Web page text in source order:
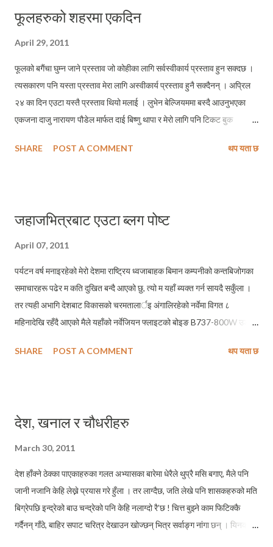
फूलहरुको शहरमा एकदिन
April 29, 2011
फूलको बगैंचा घुम्न जाने प्रस्ताव जो कोहीका लागि सर्वस्वीकार्य प्रस्ताव हुन सक्दछ ।
त्यसकारण पनि यस्ता प्रस्ताव मेरा लागि अस्वीकार्य प्रस्ताव हुनै सक्दैनन् । अप्रिल
२४ का दिन एउटा यस्तै प्रस्ताव थियो मलाई । लुभेन बेल्जियममा बस्दै आउनुभएका
एकजना दाजु नारायण पौडेल मार्फत दाई बिष्णु थापा र मेरो लागि पनि टिकट बुक
हिसाबले मेरा साथी झलक दाइसँग म लक्जमबर्ग घुम्न निस्कनु अगाडि नै नारायण दाजुले
थिए । मलाई अचम्म लाग्यो र सोधेँ — हैन दाई, तीन तीन वटा बस किन राखेका हुन यहाँ
थिए । एकै ठाउँमा नेपालीको जमघट देख्दा कताकता न...
SHARE POST A COMMENT थप यता छ
जहाजभित्रबाट एउटा ब्लग पोष्ट
April 07, 2011
पर्यटन वर्ष मनाइरहेको मेरो देशमा राष्ट्रिय ध्वजाबाहक बिमान कम्पनीको कन्तबिजोगका
समाचारहरू पढेर म कति दुखित बन्दै आएको छु, त्यो म यहाँ ब्यक्त गर्न सायदै सकुँला ।
तर त्यही अभागि देशबाट विकासको चरमतालार्इ अंगालिरहेको नर्वेमा विगत ८
महिनादेखि रहँदै आएको मैले यहाँको नर्वेजियन फ्लाइटको बोइङ B737-800W उडान
गर्न पाउँदा समेत खुशि ब्यक्त गर्न सकिरहेको छैन । आखिर कहिले आउँला यस्तै दिन
SHARE POST A COMMENT थप यता छ
देश, खनाल र चौधरीहरु
March 30, 2011
देश हाँक्ने ठेक्का पाएकाहरुका गलत अभ्यासका बारेमा धेरैले थुप्रै मसि बगाए, मैले पनि
जानी नजानि केहि लेख्ने प्रयास गरे हुँला । तर लाग्दैछ, जति लेखे पनि शासकहरुको मति
बिग्रेपछि इन्द्रेको बाउ चन्द्रेको पनि केहि नलाग्दो रै’छ ! चित्त बुझ्ने काम फिटिक्कै
गर्दैनन् गाँठे, बाहिर सपाट चरित्र देखाउन खोज्छन् भित्र सर्वाङ्ग नांगा छन् । यिनको यो